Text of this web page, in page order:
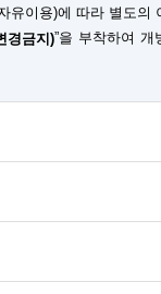
유이용)에 따라 별도의
경금지)”을 부착하여 개